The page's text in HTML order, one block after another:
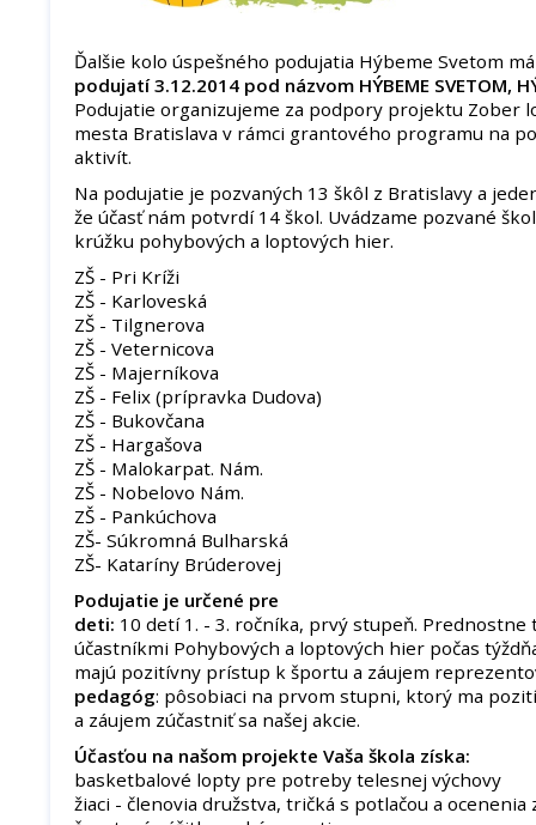
Ďalšie kolo úspešného podujatia Hýbeme Svetom
podujatí 3.12.2014 pod názvom HÝBEME SVETOM,
Podujatie organizujeme za podpory projektu Zober
mesta Bratislava v rámci grantového programu na
aktivít.
Na podujatie je pozvaných 13 škôl z Bratislavy a
že účasť nám potvrdí 14 škol. Uvádzame pozvané
krúžku pohybových a loptových hier.
ZŠ - Pri Kríži
ZŠ - Karloveská
ZŠ - Tilgnerova
ZŠ - Veternicova
ZŠ - Majerníkova
ZŠ - Felix (prípravka Dudova)
ZŠ - Bukovčana
ZŠ - Hargašova
ZŠ - Malokarpat. Nám.
ZŠ - Nobelovo Nám.
ZŠ - Pankúchova
ZŠ- Súkromná Bulharská
ZŠ- Kataríny Brúderovej
Podujatie je určené pre
deti: 10 detí 1. - 3. ročníka, prvý stupeň.
účastníkmi Pohybových a loptových hier počas
majú pozitívny prístup k športu a záujem
pedagóg: pôsobiaci na prvom stupni, ktorý ma
a záujem zúčastniť sa našej akcie.
Účasťou na našom projekte Vaša škola získa:
basketbalové lopty pre potreby telesnej výchovy
žiaci - členovia družstva, tričká s potlačou a